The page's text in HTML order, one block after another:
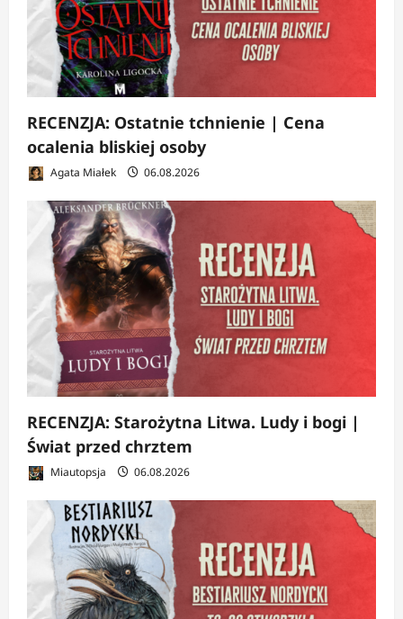
RECENZJA: Ostatnie tchnienie | Cena
ocalenia bliskiej osoby
Agata Miałek 06.08.2026
RECENZJA: Starożytna Litwa. Ludy i bogi |
Świat przed chrztem
Miautopsja 06.08.2026